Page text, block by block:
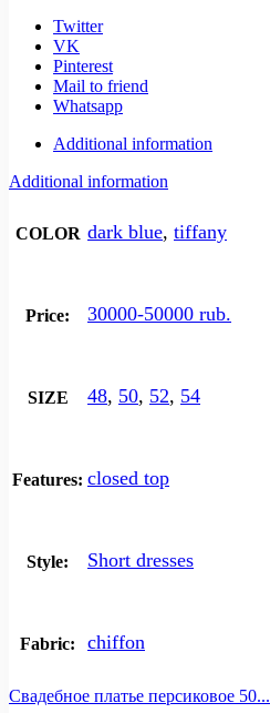
Twitter
VK
Pinterest
Mail to friend
Whatsapp
Additional information
Additional information
COLOR dark blue, tiffany
Price: 30000-50000 rub.
SIZE 48, 50, 52, 54
Features: closed top
Style: Short dresses
Fabric: chiffon
Свадебное платье персиковое 50...